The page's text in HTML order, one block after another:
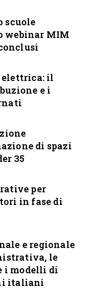
scuole
webinar MIM
elettrica: il
e i
di spazi
35
per
in fase di
e regionale
le
i modelli di
italiani